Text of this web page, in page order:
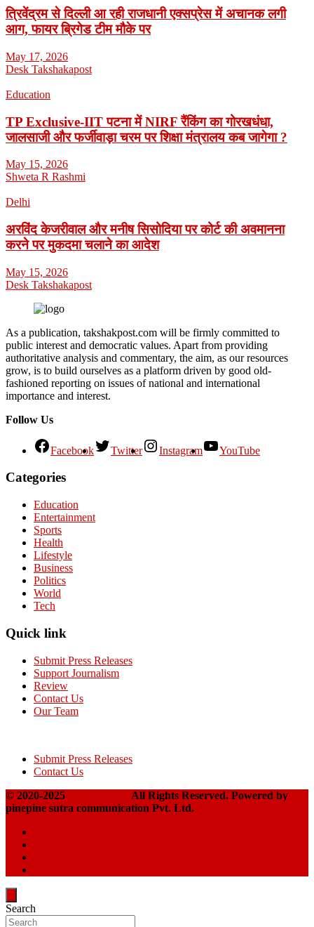
त्रिवेंद्रम से दिल्ली आ रही राजधानी एक्सप्रेस में अचानक लगी
आग, फायर ब्रिगेड टीम मौके पर
May 17, 2026
Desk Takshakapost
Education
TP Exclusive-IIT पटना में NIRF रैंकिंग का गोरखधंधा,
जालसाजी और फर्जीवाड़ा चरम पर शिक्षा मंत्रालय कब जागेगा ?
May 15, 2026
Shweta R Rashmi
Delhi
अरविंद केजरीवाल और मनीष सिसोदिया पर कोर्ट की अवमानना
करने पर मुकदमा चलाने का आदेश
May 15, 2026
Desk Takshakapost
As a publication, takshakpost.com will be firmly committed to
public interest and democratic values. Apart from providing
authoritative analysis and commentary, the aim, as our resources
grow, is to build ourselves as a platform driven by good old-
fashioned reporting on issues of national and international
importance and interest.
Follow Us
Facebook Twitter Instagram YouTube
Categories
Education
Entertainment
Sports
Health
Lifestyle
Business
Politics
World
Tech
Quick link
Submit Press Releases
Support Journalism
Review
Contact Us
Our Team
Submit Press Releases
Contact Us
© 2020-2025
All Rights Reserved. Powered by
pinepine sutra communication Pvt. Ltd.
Search